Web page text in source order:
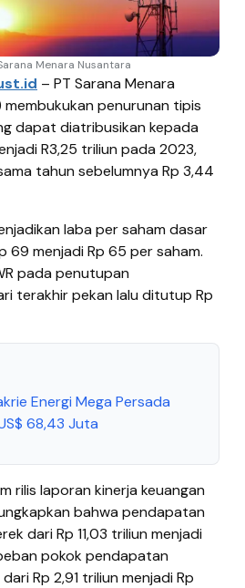
Menara Nusantara
– PT Sarana Menara
membukukan penurunan tipis
dapat diatribusikan kepada
R3,25 triliun pada 2023,
tahun sebelumnya Rp 3,44
laba per saham dasar
69 menjadi Rp 65 per saham.
pada penutupan
terakhir pekan lalu ditutup Rp
Energi Mega Persada
68,43 Juta
rilis laporan kinerja keuangan
bahwa pendapatan
dari Rp 11,03 triliun menjadi
pokok pendapatan
Rp 2,91 triliun menjadi Rp